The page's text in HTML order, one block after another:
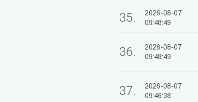
35.
2026-08-07
09:48:49
36.
2026-08-07
09:48:49
37.
2026-08-07
09:46:38